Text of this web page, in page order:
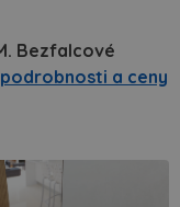
Bezfalcové
podrobnosti a ceny